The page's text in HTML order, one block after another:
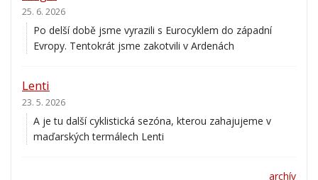
25. 6. 2026
Po delší době jsme vyrazili s Eurocyklem do západní
Evropy. Tentokrát jsme zakotvili v Ardenách
Lenti
23. 5. 2026
A je tu další cyklistická sezóna, kterou zahajujeme v
maďarských termálech Lenti
archív